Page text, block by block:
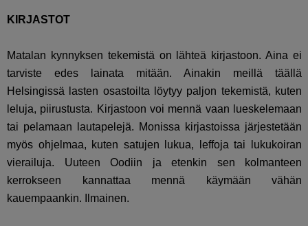
KIRJASTOT
Matalan kynnyksen tekemistä on lähteä kirjastoon. Aina ei
tarviste edes lainata mitään. Ainakin meillä täällä
Helsingissä lasten osastoilta löytyy paljon tekemistä, kuten
leluja, piirustusta. Kirjastoon voi mennä vaan lueskelemaan
tai pelamaan lautapelejä. Monissa kirjastoissa järjestetään
myös ohjelmaa, kuten satujen lukua, leffoja tai lukukoiran
vierailuja. Uuteen Oodiin ja etenkin sen kolmanteen
kerrokseen kannattaa mennä käymään vähän
kauempaankin. Ilmainen.